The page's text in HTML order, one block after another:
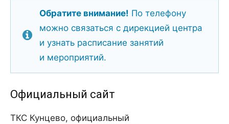
Обратите внимание! По телефону
можно связаться с дирекцией центра
и узнать расписание занятий
и мероприятий.
Официальный сайт
ТКС Кунцево, официальный